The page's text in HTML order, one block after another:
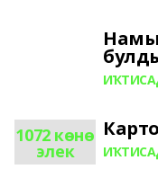
1072 көнө
элек